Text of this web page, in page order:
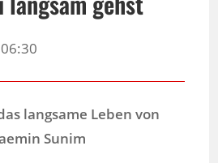
06:30
langsame Leben von
Sunim